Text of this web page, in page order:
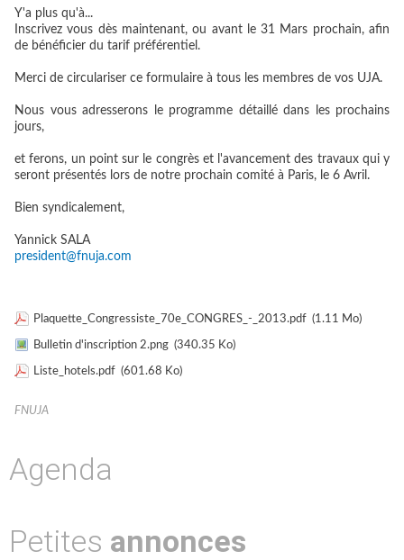
Y'a plus qu'à...
Inscrivez vous dès maintenant, ou avant le 31 Mars prochain, afin
de bénéficier du tarif préférentiel.
Merci de circulariser ce formulaire à tous les membres de vos UJA.
Nous vous adresserons le programme détaillé dans les prochains
jours,
et ferons, un point sur le congrès et l'avancement des travaux qui y
seront présentés lors de notre prochain comité à Paris, le 6 Avril.
Bien syndicalement,
Yannick SALA
president@fnuja.com
Plaquette_Congressiste_70e_CONGRES_-_2013.pdf (1.11 Mo)
Bulletin d'inscription 2.png (340.35 Ko)
Liste_hotels.pdf (601.68 Ko)
FNUJA
Agenda
Petites annonces